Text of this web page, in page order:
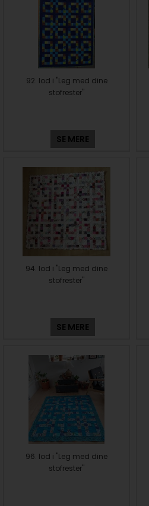
92. lod i "Leg med dine
stofrester"
SE MERE
94. lod i "Leg med dine
stofrester"
SE MERE
96. lod i "Leg med dine
stofrester"